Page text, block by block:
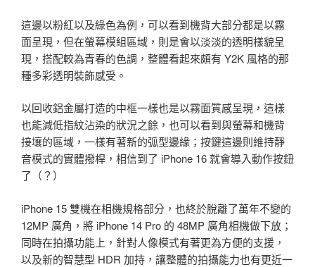
這邊以粉紅以及綠色為例，可以看到機背大部分都是以霧
面呈現，但在螢幕模組區域，則是會以淡淡的透明樣貌呈
現，搭配較為青春的色調，整體看起來頗有 Y2K 風格的那
種多彩透明裝飾感受。
以回收鋁金屬打造的中框一樣也是以霧面質感呈現，這樣
也能減低指紋沾染的狀況之餘，也可以看到與螢幕和機背
接壤的區域，一樣有著新的弧型邊緣；按鍵這邊則維持靜
音模式的實體撥桿，相信到了 iPhone 16 就會導入動作按鈕
了（？）
iPhone 15 雙機在相機規格部分，也終於脫離了萬年不變的
12MP 廣角，將 iPhone 14 Pro 的 48MP 廣角相機做下放；
同時在拍攝功能上，針對人像模式有著更為方便的支援，
以及新的智慧型 HDR 加持，讓整體的拍攝能力也有更近一